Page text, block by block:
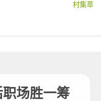
村集萃
职场胜一筹